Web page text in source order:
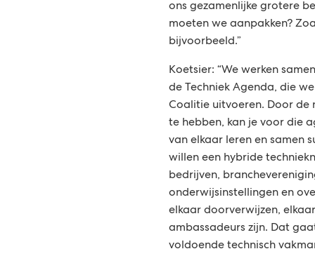
ons gezamenlijke grotere
moeten we aanpakken?
bijvoorbeeld.”
Koetsier: “We werken
de Techniek Agenda, die
Coalitie uitvoeren. Door de
te hebben, kan je voor die
van elkaar leren en samen
willen een hybride
bedrijven,
onderwijsinstellingen en
elkaar doorverwijzen,
ambassadeurs zijn. Dat
voldoende technisch